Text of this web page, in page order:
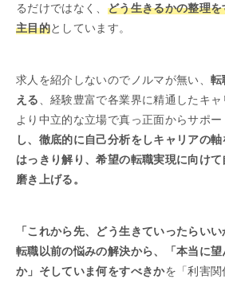
るだけではなく、 どう生きるかの整理
主目的としています。
求人を紹介しないのでノルマが無い、 転
える
、経験豊富で各業界に精通したキ
より中立的な立場で真っ正面からサポー
し、徹底的に自己分析をしキャリアの
はっきり解り、希望の転職実現に向け
磨き上げる。
「これから先、どう生きていったらい
転職以前の悩みの解決から、「本当に
か」そしていま何をすべきかを「利害関